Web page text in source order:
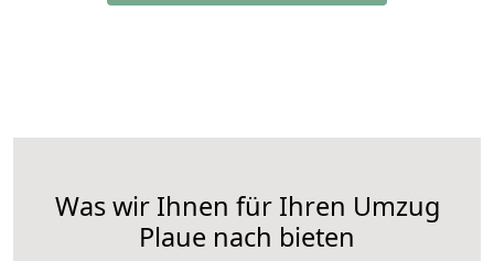
Was wir Ihnen für Ihren Umzug
Plaue nach bieten